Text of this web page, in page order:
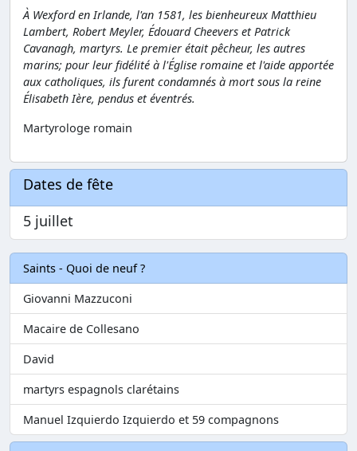
À Wexford en Irlande, l'an 1581, les bienheureux Matthieu
Lambert, Robert Meyler, Édouard Cheevers et Patrick
Cavanagh, martyrs. Le premier était pêcheur, les autres
marins; pour leur fidélité à l'Église romaine et l'aide apportée
aux catholiques, ils furent condamnés à mort sous la reine
Élisabeth Ière, pendus et éventrés.
Martyrologe romain
Dates de fête
5 juillet
Saints - Quoi de neuf ?
Giovanni Mazzuconi
Macaire de Collesano
David
martyrs espagnols clarétains
Manuel Izquierdo Izquierdo et 59 compagnons